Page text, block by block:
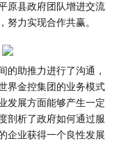
原县政府团队增进交流
努力实现合作共赢。
的助推力进行了沟通，
界金控集团的业务模式
发展方面能够产生一定
剖析了政府如何通过服
企业获得一个良性发展